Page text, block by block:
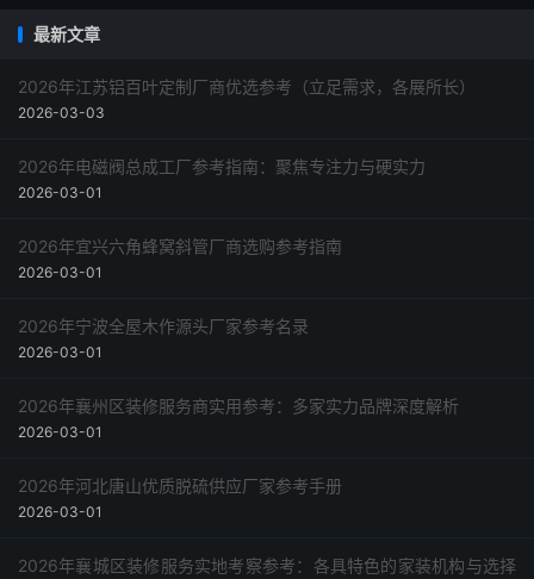
最新文章
2026年江苏铝百叶定制厂商优选参考（立足需求，各展所长）
2026-03-03
2026年电磁阀总成工厂参考指南：聚焦专注力与硬实力
2026-03-01
2026年宜兴六角蜂窝斜管厂商选购参考指南
2026-03-01
2026年宁波全屋木作源头厂家参考名录
2026-03-01
2026年襄州区装修服务商实用参考：多家实力品牌深度解析
2026-03-01
2026年河北唐山优质脱硫供应厂家参考手册
2026-03-01
2026年襄城区装修服务实地考察参考：各具特色的家装机构与选择